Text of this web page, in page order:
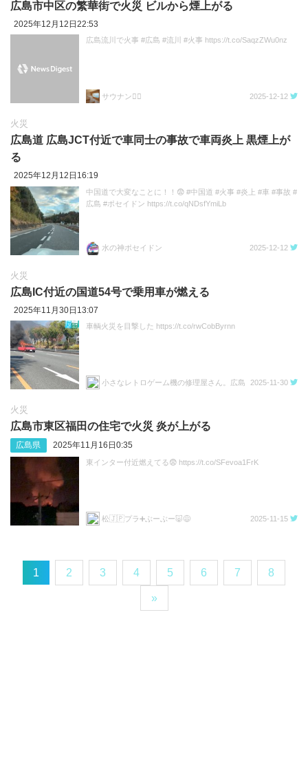
広島市中区の繁華街で火災 ビルから煙上がる
2025年12月12日22:53
広島流川で火事 #広島 #流川 #火事 https://t.co/SaqzZWu0nz
サウナン🧖‍♀️ 2025-12-12
火災
広島道 広島JCT付近で車同士の事故で車両炎上 黒煙上が
る
2025年12月12日16:19
中国道で大変なことに！！😨 #中国道 #火事 #炎上 #車 #事故 #
広島 #ポセイドン https://t.co/qNDsfYmiLb
水の神ポセイドン 2025-12-12
火災
広島IC付近の国道54号で乗用車が燃える
2025年11月30日13:07
車輌火災を目撃した https://t.co/rwCobByrnn
小さなレトロゲーム機の修理屋さん。広島 2025-11-30
火災
広島市東区福田の住宅で火災 炎が上がる
広島県 2025年11月16日0:35
東インター付近燃えてる😨 https://t.co/SFevoa1FrK
松🇯🇵プラ➕ぶーぶー🐷😅 2025-11-15
1 2 3 4 5 6 7 8
»